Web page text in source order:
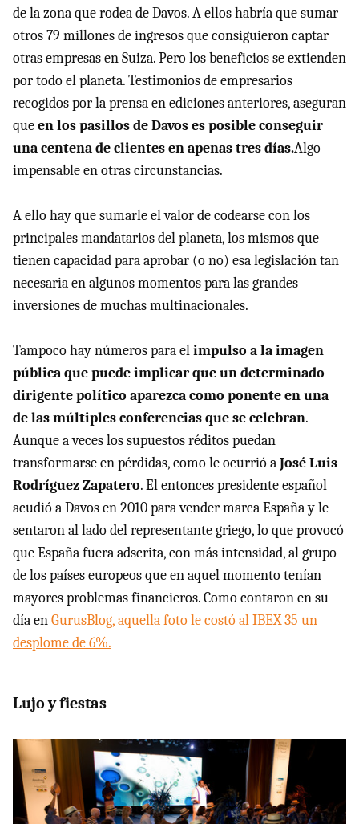
de la zona que rodea de Davos. A ellos habría que sumar
otros 79 millones de ingresos que consiguieron captar
otras empresas en Suiza. Pero los beneficios se extienden
por todo el planeta. Testimonios de empresarios
recogidos por la prensa en ediciones anteriores, aseguran
queen los pasillos de Davos es posible conseguir
una centena de clientes en apenas tres días.Algo
impensable en otras circunstancias.
A ello hay que sumarle el valor de codearse con los
principales mandatarios del planeta, los mismos que
tienen capacidad para aprobar (o no) esa legislación tan
necesaria en algunos momentos para las grandes
inversiones de muchas multinacionales.
Tampoco hay números para elimpulso a la imagen
pública que puede implicar que un determinado
dirigente político aparezca como ponente en una
de las múltiples conferencias que se celebran.
Aunque a veces los supuestos réditos puedan
transformarse en pérdidas, como le ocurrió aJosé Luis
Rodríguez Zapatero. El entonces presidente español
acudió a Davos en 2010 para vender marca España y le
sentaron al lado del representante griego, lo que provocó
que España fuera adscrita, con más intensidad, al grupo
de los países europeos que en aquel momento tenían
mayores problemas financieros. Como contaron en su
día enGurusBlog, aquella foto le costó al IBEX 35 un
desplome de 6%.
Lujo y fiestas